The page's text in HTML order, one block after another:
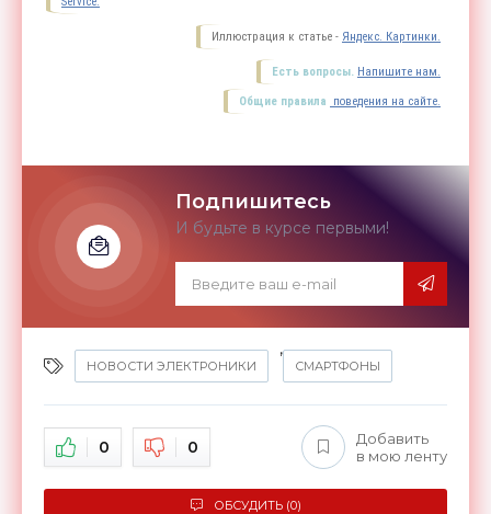
Иллюстрация к статье - Яндекс. Картинки.
Есть вопросы. Напишите нам.
Общие правила поведения на сайте.
Подпишитесь
И будьте в курсе первыми!
НОВОСТИ ЭЛЕКТРОНИКИ
,
СМАРТФОНЫ
0 0
Добавить
в мою ленту
ОБСУДИТЬ (0)